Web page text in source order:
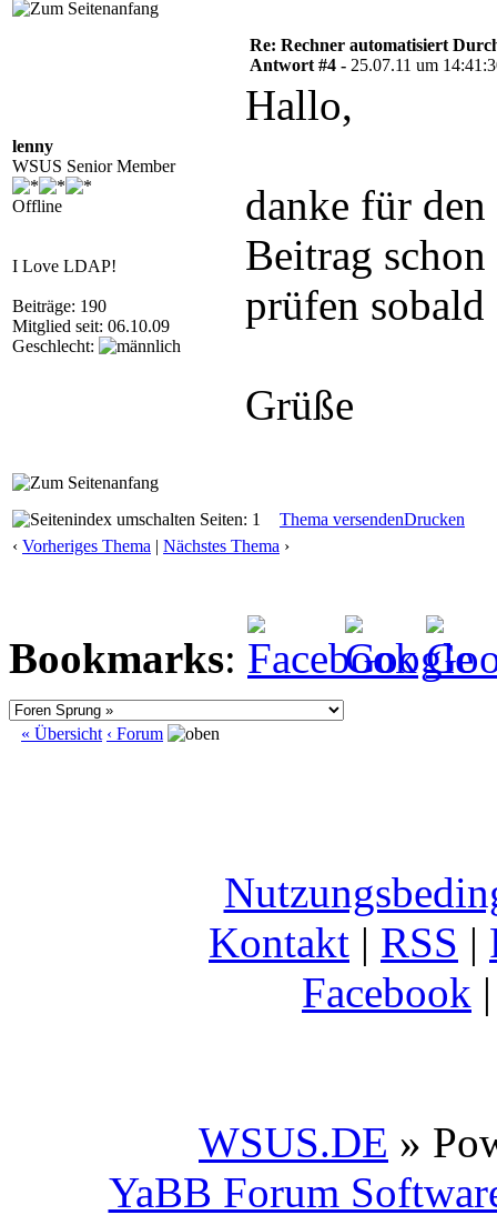
lenny
WSUS Senior Member
Offline
I Love LDAP!
Beiträge: 190
Mitglied seit: 06.10.09
Geschlecht:
Re: Rechner automatisiert
Antwort #4 - 25.07.11 um
Hallo,
danke für
Beitrag schon
prüfen sobald
Grüße
Seiten: 1 Thema versendenDrucken
‹ Vorheriges Thema | Nächstes Thema ›
Bookmarks:
« Übersicht ‹ Forum
Kontakt | RSS |
Facebook
WSUS.DE »
YaBB Forum